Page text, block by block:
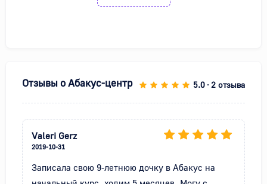
Отзывы о Абакус-центр 5.0 • 2 отзыва
Valeri Gerz
2019-10-31
Записала свою 9-летнюю дочку в Абакус на